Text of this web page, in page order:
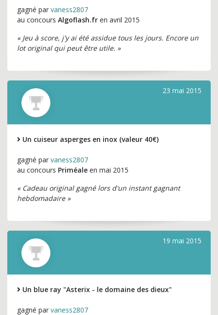
gagné par vaness2807
au concours Algoflash.fr en avril 2015
« Jeu à score, j'y ai été assidue tous les jours. Encore un
lot original qui peut être utile. »
23 mai 2015
Un cuiseur asperges en inox (valeur 40€)
gagné par vaness2807
au concours Priméale en mai 2015
« Cadeau original gagné lors d'un instant gagnant
hebdomadaire »
19 mai 2015
Un blue ray "Asterix - le domaine des dieux"
gagné par vaness2807